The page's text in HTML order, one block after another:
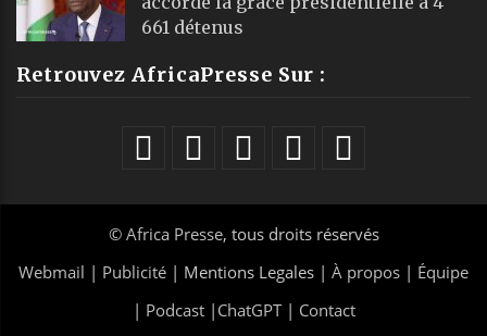
661 détenus
Retrouvez AfricaPresse Sur :
© Africa Presse, tous droits réservés
Webmail | Publicité | Mentions Legales | À propos | Équipe
| Podcast| ChatGPT| Contact